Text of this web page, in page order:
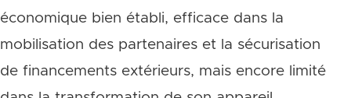
économique bien établi, efficace dans la
mobilisation des partenaires et la sécurisation
de financements extérieurs, mais encore limité